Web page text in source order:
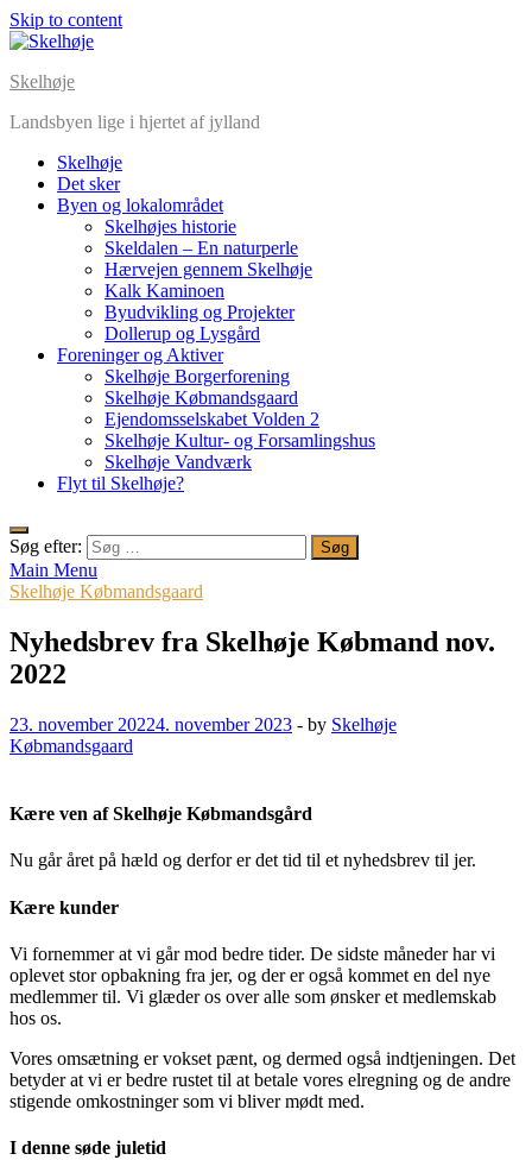
Skip to content
Skelhøje
Landsbyen lige i hjertet af jylland
Skelhøje
Det sker
Byen og lokalområdet
Skelhøjes historie
Skeldalen – En naturperle
Hærvejen gennem Skelhøje
Kalk Kaminoen
Byudvikling og Projekter
Dollerup og Lysgård
Foreninger og Aktiver
Skelhøje Borgerforening
Skelhøje Købmandsgaard
Ejendomsselskabet Volden 2
Skelhøje Kultur- og Forsamlingshus
Skelhøje Vandværk
Flyt til Skelhøje?
Søg efter:
Main Menu
Skelhøje Købmandsgaard
Nyhedsbrev fra Skelhøje Købmand nov.
2022
23. november 20224. november 2023 - by Skelhøje
Købmandsgaard
Kære ven af Skelhøje Købmandsgård
Nu går året på hæld og derfor er det tid til et nyhedsbrev til jer.
Kære kunder
Vi fornemmer at vi går mod bedre tider. De sidste måneder har vi
oplevet stor opbakning fra jer, og der er også kommet en del nye
medlemmer til. Vi glæder os over alle som ønsker et medlemskab
hos os.
Vores omsætning er vokset pænt, og dermed også indtjeningen. Det
betyder at vi er bedre rustet til at betale vores elregning og de andre
stigende omkostninger som vi bliver mødt med.
I denne søde juletid